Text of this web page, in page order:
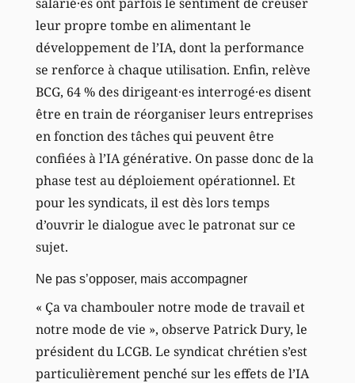
leur propre tombe en alimentant le
développement de l’IA, dont la performance
se renforce à chaque utilisation. Enfin, relève
BCG, 64 % des dirigeant·es interrogé·es disent
être en train de réorganiser leurs entreprises
en fonction des tâches qui peuvent être
confiées à l’IA générative. On passe donc de la
phase test au déploiement opérationnel. Et
pour les syndicats, il est dès lors temps
d’ouvrir le dialogue avec le patronat sur ce
sujet.
Ne pas s’opposer, mais accompagner
« Ça va chambouler notre mode de travail et
notre mode de vie », observe Patrick Dury, le
président du LCGB. Le syndicat chrétien s’est
particulièrement penché sur les effets de l’IA